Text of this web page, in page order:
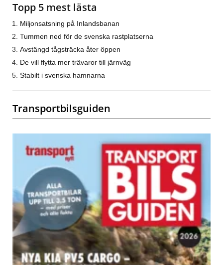
Topp 5 mest lästa
Miljonsatsning på Inlandsbanan
Tummen ned för de svenska rastplatserna
Avstängd tågsträcka åter öppen
De vill flytta mer trävaror till järnväg
Stabilt i svenska hamnarna
Transportbilsguiden